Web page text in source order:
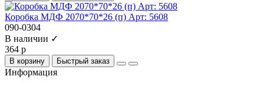
Коробка МДФ 2070*70*26 (п) Арт: 5608
090-0304
В наличии ✓
364 р
В корзину Быстрый заказ
Информация